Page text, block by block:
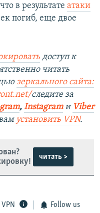
в результате атаки
погиб, еще двое
доступ к
читать
зеркального сайта:
следите за
, Instagram и Viber
установить VPN.
читать >
Follow us